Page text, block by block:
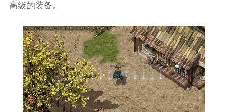
高级的装备。